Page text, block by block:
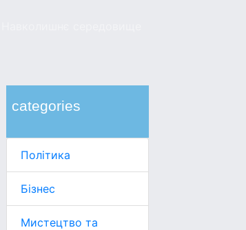
categories
Політика
Бізнес
Мистецтво та